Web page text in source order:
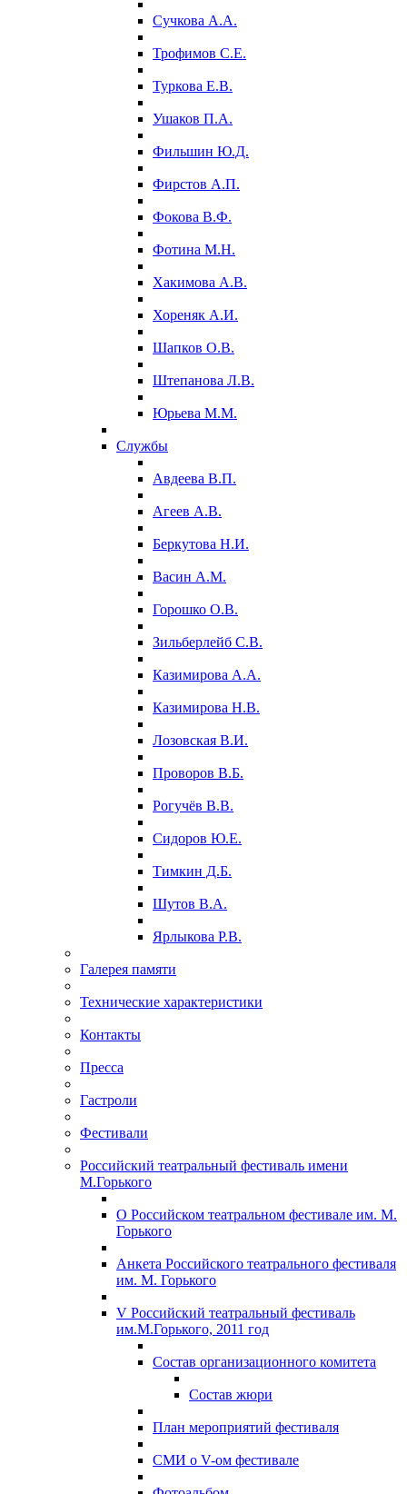
Сучкова А.А.
Трофимов С.Е.
Туркова Е.В.
Ушаков П.А.
Фильшин Ю.Д.
Фирстов А.П.
Фокова В.Ф.
Фотина М.Н.
Хакимова А.В.
Хореняк А.И.
Шапков О.В.
Штепанова Л.В.
Юрьева М.М.
Службы
Авдеева В.П.
Агеев А.В.
Беркутова Н.И.
Васин А.М.
Горошко О.В.
Зильберлейб С.В.
Казимирова А.А.
Казимирова Н.В.
Лозовская В.И.
Проворов В.Б.
Рогучёв В.В.
Сидоров Ю.Е.
Тимкин Д.Б.
Шутов В.А.
Ярлыкова Р.В.
Галерея памяти
Технические характеристики
Контакты
Пресса
Гастроли
Фестивали
Российский театральный фестиваль имени
М.Горького
О Российском театральном фестивале им. М.
Горького
Анкета Российского театрального фестиваля
им. М. Горького
V Российский театральный фестиваль
им.М.Горького, 2011 год
Состав организационного комитета
Состав жюри
План мероприятий фестиваля
СМИ о V-ом фестивале